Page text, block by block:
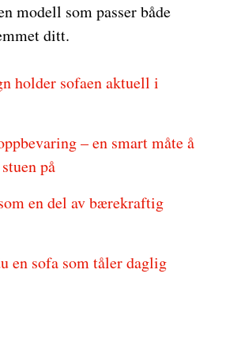
modell som passer både
ditt.
holder sofaen aktuell i
– en smart måte å
på
en del av bærekraftig
en sofa som tåler daglig